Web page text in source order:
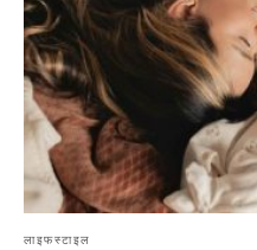
लाइफस्टाइल